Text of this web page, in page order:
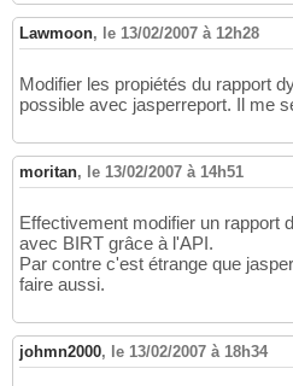
Lawmoon, le 13/02/2007 à 12h28
Modifier les propiétés du rapport
possible avec jasperreport. Il me
moritan, le 13/02/2007 à 14h51
Effectivement modifier un rapport
avec BIRT grâce à l'API.
Par contre c'est étrange que
faire aussi.
johmn2000, le 13/02/2007 à 18h34